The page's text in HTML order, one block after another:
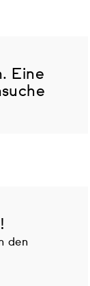
Eine
den